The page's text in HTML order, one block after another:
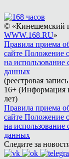
© «Кинешемский
WWW.168.RU»
Правила приема
сайте Положение
на использование
данных
(реестровая
16+ (Информация
лет)
Правила приема
сайте Положение
на использование
данных
Следите за